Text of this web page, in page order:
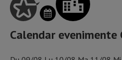
Calendar evenimente